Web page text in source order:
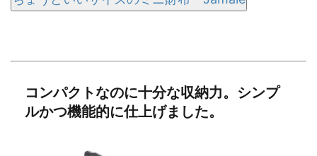
コンパクトなのに十分な収納力。シンプ
ルかつ機能的に仕上げました。